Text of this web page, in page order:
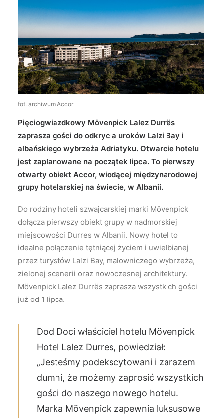
Wyszukiwanie
fot. archiwum Accor
Pięciogwiazdkowy Mövenpick Lalez Durrës
zaprasza gości do odkrycia uroków Lalzi Bay i
albańskiego wybrzeża Adriatyku. Otwarcie hotelu
jest zaplanowane na początek lipca. To pierwszy
otwarty obiekt Accor, wiodącej międzynarodowej
grupy hotelarskiej na świecie, w Albanii.
Do rodziny hoteli szwajcarskiej marki Mövenpick
dołącza pierwszy obiekt grupy w nadmorskiej
miejscowości Durres w Albanii. Nowy hotel to
idealne połączenie tętniącej życiem i uwielbianej
przez turystów Lalzi Bay, malowniczego wybrzeża,
zielonej scenerii oraz nowoczesnej architektury.
Mövenpick Lalez Durrës zaprasza wszystkich gości
już od 1 lipca.
Dod Doci właściciel hotelu Mövenpick
Hotel Lalez Durres, powiedział:
„Jesteśmy podekscytowani i zarazem
dumni, że możemy zaprosić wszystkich
gości do naszego nowego hotelu.
Marka Mövenpick zapewnia luksusowe